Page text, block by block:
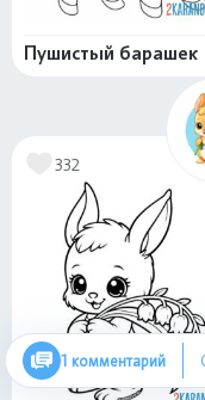
Пушистый барашек
332
1 комментарий